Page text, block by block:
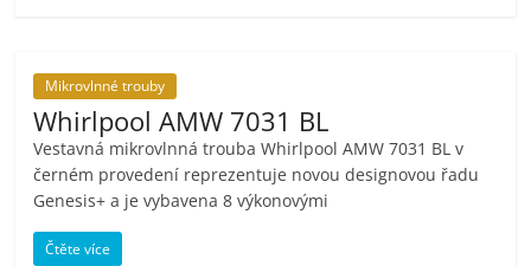
Mikrovlnné trouby
Whirlpool AMW 7031 BL
Vestavná mikrovlnná trouba Whirlpool AMW 7031 BL v
černém provedení reprezentuje novou designovou řadu
Genesis+ a je vybavena 8 výkonovými
Čtěte více